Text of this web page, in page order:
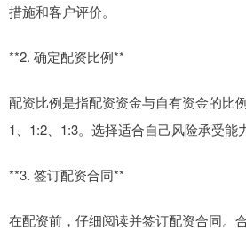
措施和客户评价。
**2. 确定配资比例**
配资比例是指配资资金与自有资金的比
1、1:2、1:3。选择适合自己风险承受能
**3. 签订配资合同**
在配资前，仔细阅读并签订配资合同。